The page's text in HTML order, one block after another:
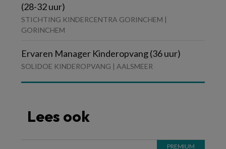
(28-32 uur)
STICHTING KINDERCENTRA GORINCHEM |
GORINCHEM
Ervaren Manager Kinderopvang (36 uur)
SOLIDOE KINDEROPVANG | AALSMEER
Lees ook